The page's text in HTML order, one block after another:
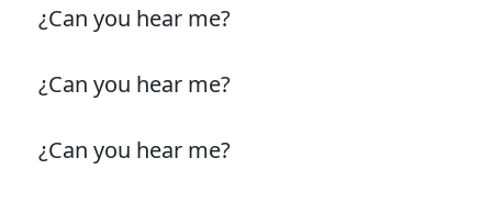
¿Can you hear me?
¿Can you hear me?
¿Can you hear me?